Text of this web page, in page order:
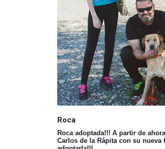
Roca
Roca adoptada!!! A partir de
Carlos de la Rápita con su nueva